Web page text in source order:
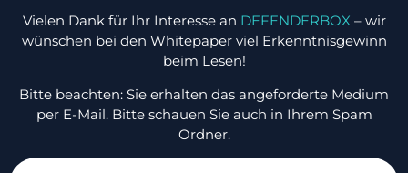
Vielen Dank für Ihr Interesse an DEFENDERBOX– wir
wünschen bei den Whitepaper viel Erkenntnisgewinn
beim Lesen!
Bitte beachten: Sie erhalten das angeforderte Medium
per E-Mail. Bitte schauen Sie auch in Ihrem Spam
Ordner.